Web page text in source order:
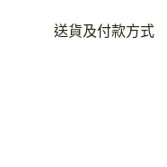
送貨及付款方式